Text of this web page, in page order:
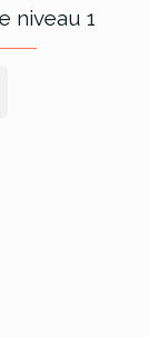
niveau 1